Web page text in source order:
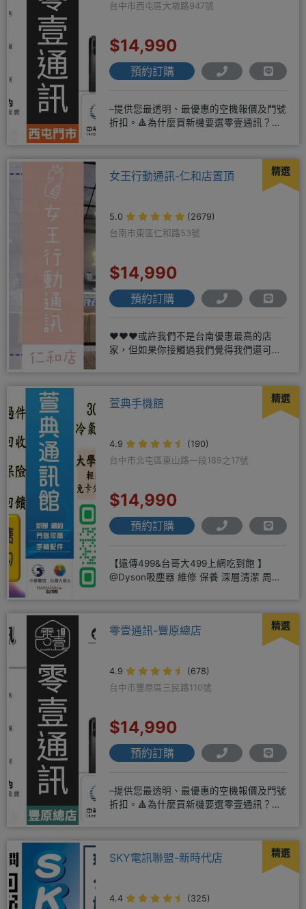
台中市西屯區大墩路947號
$14,990
預約訂購
–提供您最透明、最優惠的空機報價及門號
折扣。🔺為什麼買新機要選零壹通訊？
精選
女王行動通訊-仁和店置頂
5.0
(2679)
台南市東區仁和路53號
$14,990
預約訂購
❤️❤️❤️或許我們不是台南優惠最高的店
家，但如果你接觸過我們覺得我們還可
精選
萱典手機館
4.9
(190)
台中市北屯區東山路一段189之17號
$14,990
預約訂購
【遠傳499&台哥大499上網吃到飽 】
@Dyson吸塵器 維修 保養 深層清潔 周邊
精選
零壹通訊-豐原總店
4.9
(678)
台中市豐原區三民路110號
$14,990
預約訂購
–提供您最透明、最優惠的空機報價及門號
折扣。🔺為什麼買新機要選零壹通訊？
精選
SKY電訊聯盟-新時代店
4.4
(325)